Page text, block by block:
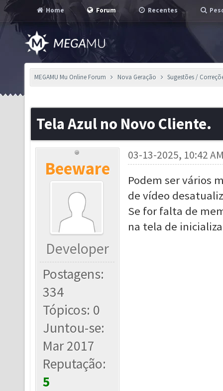
Home Forum Recentes
MEGAMU Mu Online Forum Nova Geração Sugestões /
Tela Azul no Novo Cliente.
Beeware
Developer
Postagens:
334
Tópicos: 0
Juntou-se:
Mar 2017
Reputação:
5
03-13-2025, 10:42
Podem ser vários
de vídeo
Se for falta de
na tela de